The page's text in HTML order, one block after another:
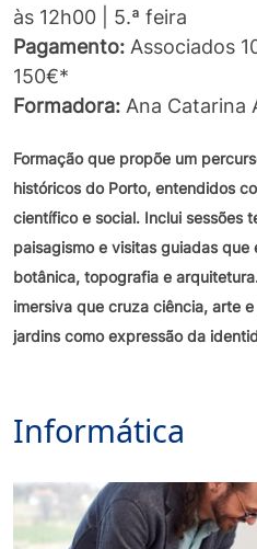
às 12h00 | 5.ª feira
Pagamento: Associados
150€*
Formadora: Ana Catarina
Formação que propõe um
históricos do Porto, entendidos
científico e social. Inclui sessões
paisagismo e visitas guiadas que
botânica, topografia e
imersiva que cruza ciência, arte
jardins como expressão da
Informática